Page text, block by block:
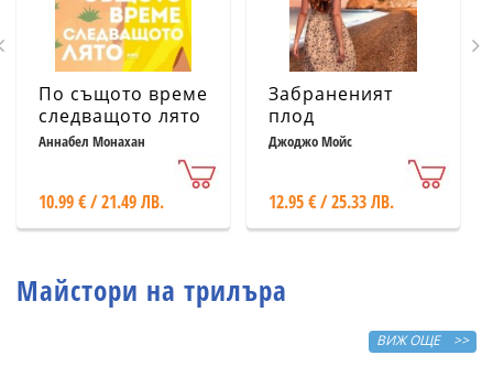
По същото време
следващото лято
Аннабел Монахан
10.99 € / 21.49 ЛВ.
Забраненият
плод
Джоджо Мойс
12.95 € / 25.33 ЛВ.
Майстори на трилъра
ВИЖ ОЩЕ >>